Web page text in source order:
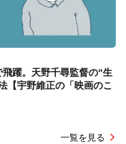
飛躍。天野千尋監督の“生
【宇野維正の「映画のこ
一覧を見る